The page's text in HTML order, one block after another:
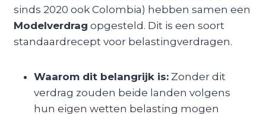
sinds 2020 ook Colombia) hebben samen een
Modelverdrag opgesteld. Dit is een soort
standaardrecept voor belastingverdragen.
Waarom dit belangrijk is:Zonder dit
verdrag zouden beide landen volgens
hun eigen wetten belasting mogen